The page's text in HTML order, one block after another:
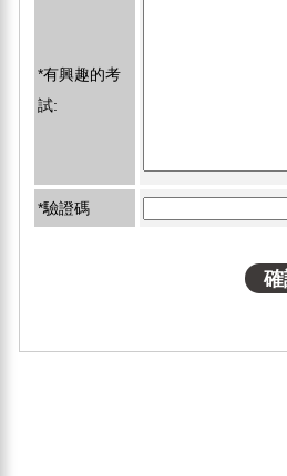
*有興趣的考
試:
*驗證碼